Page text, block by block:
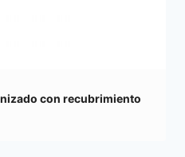
con recubrimiento